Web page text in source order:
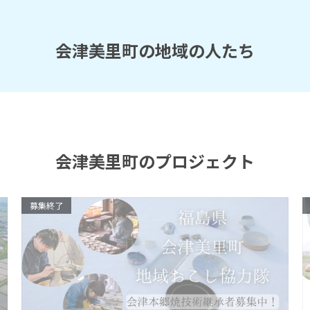
会津美里町の地域の人たち
会津美里町のプロジェクト
募集終了